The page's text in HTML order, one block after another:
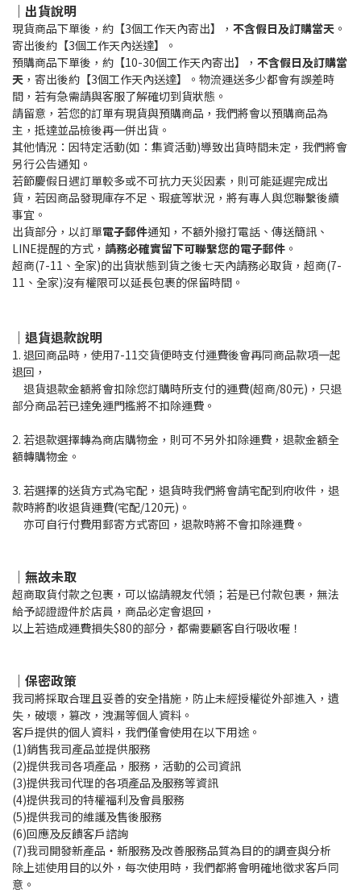
｜出貨說明
現貨商品下單後，約【3個工作天內寄出】， 不含假日及訂購當天 。
寄出後約【3個工作天內送達】。
預購商品下單後，約【10-30個工作天內寄出】， 不含假日及訂購當
天 ，寄出後約【3個工作天內送達】。物流運送多少都會有誤差時
間，若有急需請與客服了解確切到貨狀態。
請留意，若您的訂單有現貨與預購商品，我們將會以預購商品為
主，抵達並品檢後再一併出貨。
其他情況：因特定活動(如：集資活動)導致出貨時間未定，我們將會
另行公告通知。
若節慶假日遇訂單較多或不可抗力天災因素，則可能延遲完成出
貨，若因商品發現庫存不足、瑕疵等狀況，將有專人與您聯繫後續
事宜。
出貨部分，以訂單電子郵件通知，不額外撥打電話、傳送簡訊、
LINE提醒的方式， 請務必確實留下可聯繫您的電子郵件 。
超商(7-11、全家)的出貨狀態到貨之後七天內請務必取貨，超商(7-
11、全家)沒有權限可以延長包裹的保留時間。
｜退貨退款說明
1. 退回商品時，使用7-11交貨便時支付運費後會再同商品款項一起
退回，
退貨退款金額將會扣除您訂購時所支付的運費(超商/80元)，只退
部分商品若已達免運門檻將不扣除運費。
2. 若退款選擇轉為商店購物金，則可不另外扣除運費，退款金額全
額轉購物金。
3. 若選擇的送貨方式為宅配，退貨時我們將會請宅配到府收件，退
款時將酌收退貨運費(宅配/120元)。
亦可自行付費用郵寄方式寄回，退款時將不會扣除運費。
｜無故未取
超商取貨付款之包裹，可以協請親友代領；若是已付款包裹，無法
給予認證證件於店員，商品必定會退回，
以上若造成運費損失$80的部分，都需要顧客自行吸收喔！
｜保密政策
我司將採取合理且妥善的安全措施，防止未經授權從外部進入，遺
失，破壞，篡改，洩漏等個人資料。
客戶提供的個人資料，我們僅會使用在以下用途。
(1)銷售我司產品並提供服務
(2)提供我司各項產品，服務，活動的公司資訊
(3)提供我司代理的各項產品及服務等資訊
(4)提供我司的特權福利及會員服務
(5)提供我司的維護及售後服務
(6)回應及反饋客戶諮詢
(7)我司開發新產品・新服務及改善服務品質為目的的調查與分析
除上述使用目的以外，每次使用時，我們都將會明確地徵求客戶同
意。